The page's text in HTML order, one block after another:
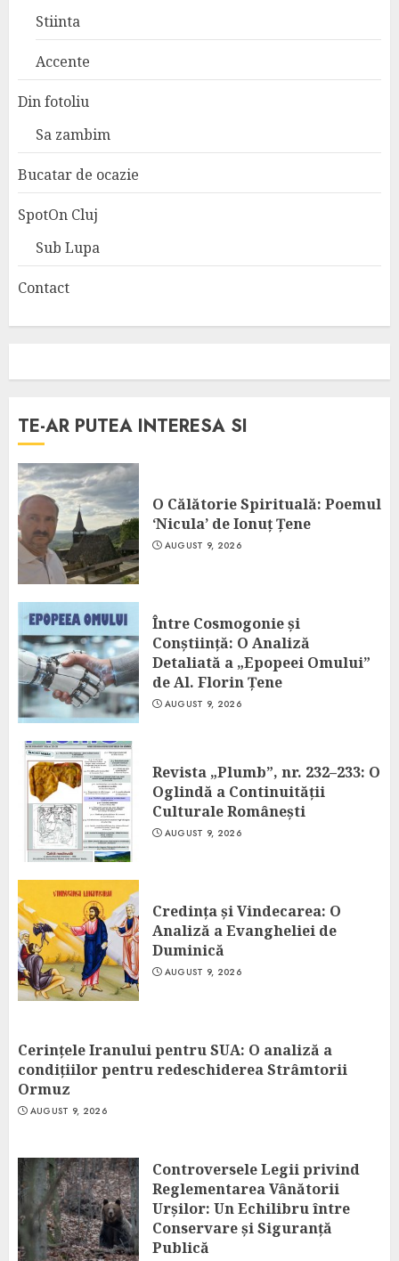
Stiinta
Accente
Din fotoliu
Sa zambim
Bucatar de ocazie
SpotOn Cluj
Sub Lupa
Contact
TE-AR PUTEA INTERESA SI
O Călătorie Spirituală: Poemul
‘Nicula’ de Ionuț Țene
AUGUST 9, 2026
Între Cosmogonie și
Conștiință: O Analiză
Detaliată a „Epopeei Omului”
de Al. Florin Țene
AUGUST 9, 2026
Revista „Plumb”, nr. 232–233: O
Oglindă a Continuității
Culturale Românești
AUGUST 9, 2026
Credința și Vindecarea: O
Analiză a Evangheliei de
Duminică
AUGUST 9, 2026
Cerințele Iranului pentru SUA: O analiză a
condițiilor pentru redeschiderea Strâmtorii
Ormuz
AUGUST 9, 2026
Controversele Legii privind
Reglementarea Vânătorii
Urșilor: Un Echilibru între
Conservare și Siguranță
Publică